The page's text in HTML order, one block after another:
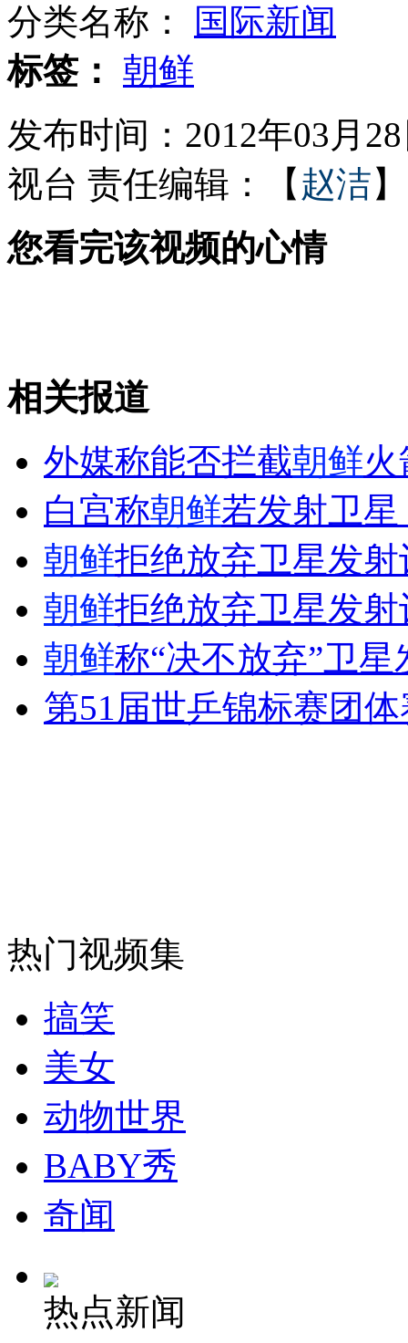
科学家揭示人类与猴子大脑异同
光明日报：有屋顶的地方就不能吸烟
无痛分娩是否安全 医生回应
外交部：反对强权政治霸凌主义
外交部：有关国家言论片面不公正
安徽一实载49人客车翻车
司机酒驾遇交警 急速倒车逃窜
分类名称：
国际新闻
标签： 朝鲜
发布时间：2012年03月
视台 责任编辑：【 赵洁】
您看完该视频的心情
相关报道
外媒称能否拦截朝鲜
白宫称朝鲜若发射卫
朝鲜拒绝放弃卫星发
朝鲜拒绝放弃卫星发
朝鲜称“决不放弃”卫
第51届世乒锦标赛团
热门视频集
搞笑
美女
动物世界
BABY秀
奇闻
热点新闻